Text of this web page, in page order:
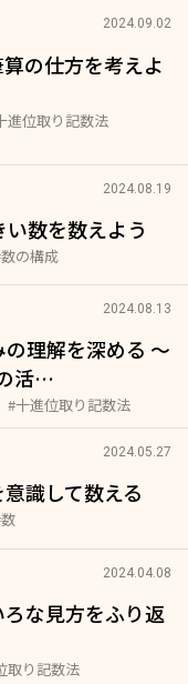
2024.09.02
の仕方を考えよ
進位取り記数法
2024.08.19
数を数えよう
の構成
2024.08.13
理解を深める ～
活…
#十進位取り記数法
2024.05.27
識して数える
2024.04.08
な見方をふり返
取り記数法